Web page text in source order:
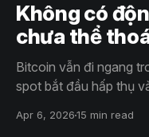
Không có
chưa thể
Bitcoin vẫn đi ngang
spot bắt đầu hấp thụ
thiếu catalyst rõ ràng
Apr 6, 202615 min read